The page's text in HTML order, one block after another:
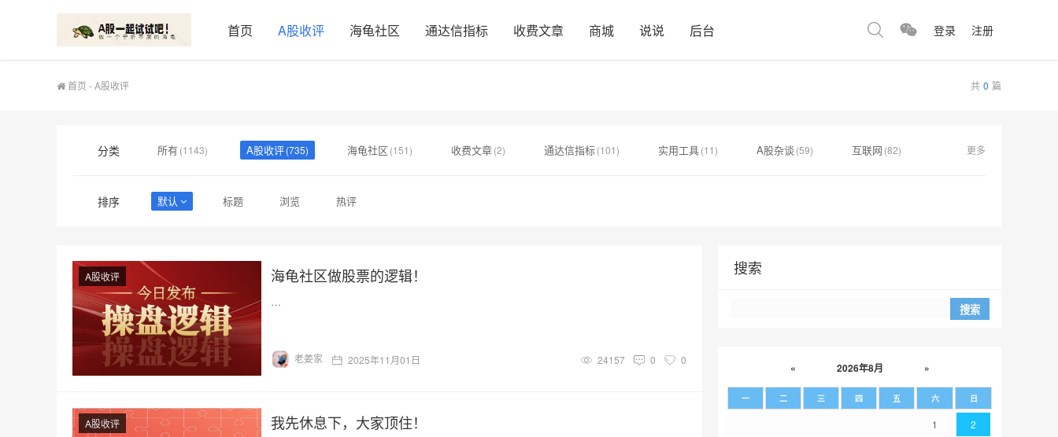
首页 A股收评 海龟社区 通达信指标 收费文章 商城 说说 后台 登录 注册
首页 -A股收评 共 0 篇
分类 所有(1143) A股收评(735) 海龟社区 (151) 收费文章(2) 通达信指标(101) 实用工具(11) A股杂谈 (59) 互联网 (82) 更多
排序 默认 标题 浏览 热评
A股收评 海龟社区做股票的逻辑！
…
老姜家 2025年11月01日 24157 0 0
A股收评 我先休息下，大家顶住！
搜索
« 2026年8月 »
一 二 三 四 五 六 日
1 2